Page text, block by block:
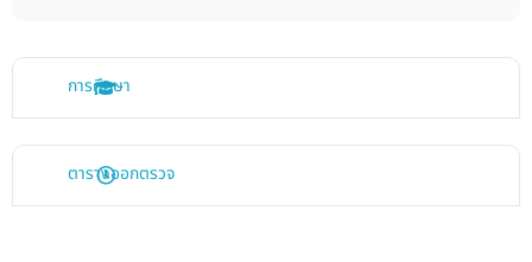
การศึกษา
ตารางออกตรวจ